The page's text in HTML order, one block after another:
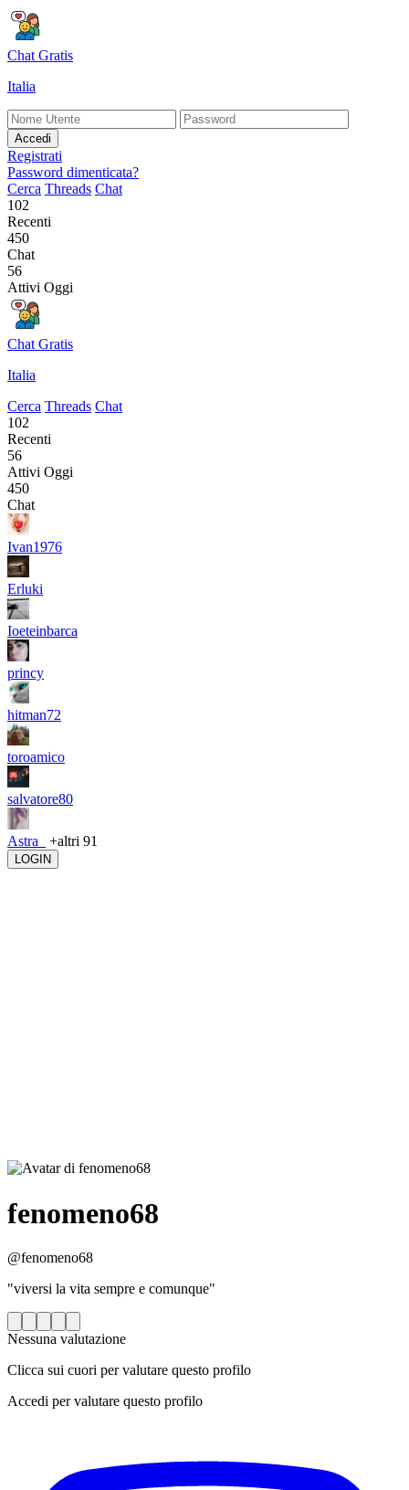
Chat Gratis
Italia
Accedi
Registrati
Password dimenticata?
Cerca Threads Chat
102
Recenti
450
Chat
56
Attivi Oggi
Chat Gratis
Italia
Cerca Threads Chat
102
Recenti
56
Attivi Oggi
450
Chat
Ivan1976
Erluki
Ioeteinbarca
princy
hitman72
toroamico
salvatore80
Astra_ +altri 91
LOGIN
fenomeno68
@fenomeno68
"viversi la vita sempre e comunque"
Nessuna valutazione
Clicca sui cuori per valutare questo profilo
Accedi per valutare questo profilo